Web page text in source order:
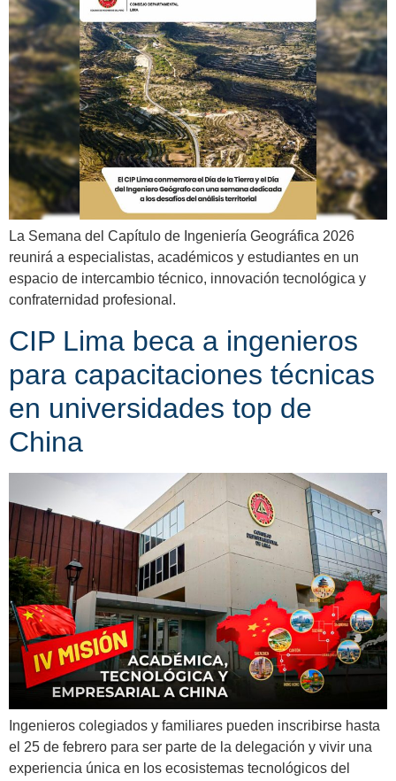
La Semana del Capítulo de Ingeniería Geográfica 2026
reunirá a especialistas, académicos y estudiantes en un
espacio de intercambio técnico, innovación tecnológica y
confraternidad profesional.
CIP Lima beca a ingenieros
para capacitaciones técnicas
en universidades top de
China
Ingenieros colegiados y familiares pueden inscribirse hasta
el 25 de febrero para ser parte de la delegación y vivir una
experiencia única en los ecosistemas tecnológicos del